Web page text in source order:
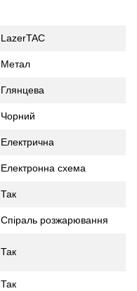
LazerTAC
Метал
Глянцева
Чорний
Електрична
Електронна схема
Так
Спіраль розжарювання
Так
Так